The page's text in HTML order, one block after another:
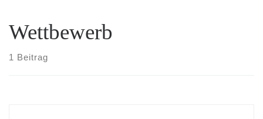
Wettbewerb
1 Beitrag